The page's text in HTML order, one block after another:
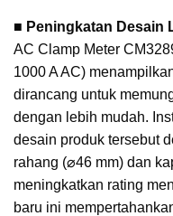
■ Peningkatan Desain
AC Clamp Meter
1000 A AC)
dirancang untuk
dengan lebih mudah.
desain produk tersebut
rahang (⌀46 mm) dan
meningkatkan rating
baru ini